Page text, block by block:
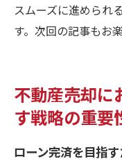
ゴールを達
化
成功する売
スムーズに進められ
す。次回の記事もお
不動産売却に
す戦略の重要
ローン完済を目指